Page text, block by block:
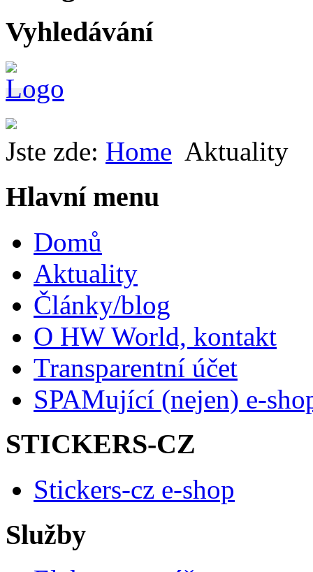
Vyhledávání
Jste zde: Home Aktuality
Hlavní menu
Domů
Aktuality
Články/blog
O HW World, kontakt
Transparentní účet
SPAMující (nejen) e-
STICKERS-CZ
Stickers-cz e-shop
Služby